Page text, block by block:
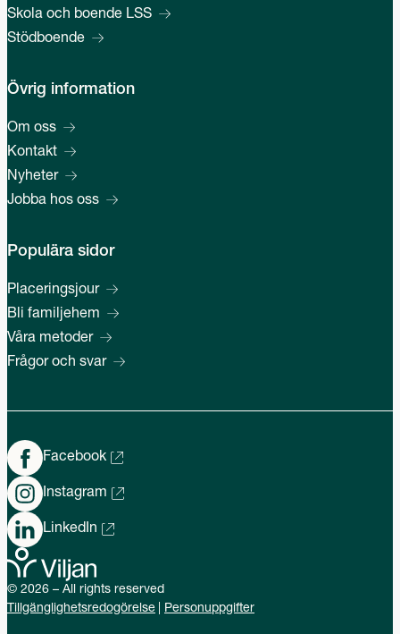
Skola och boende LSS
Stödboende
Övrig information
Om oss
Kontakt
Nyheter
Jobba hos oss
Populära sidor
Placeringsjour
Bli familjehem
Våra metoder
Frågor och svar
Facebook
Instagram
LinkedIn
© 2026 – All rights reserved
Tillgänglighetsredogörelse
Personuppgifter